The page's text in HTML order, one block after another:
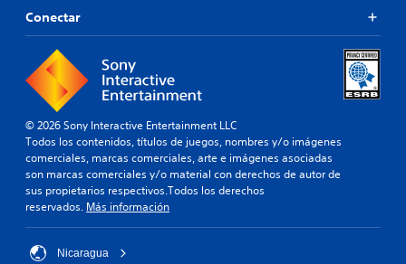
Conectar
© 2026 Sony Interactive Entertainment LLC
Todos los contenidos, títulos de juegos, nombres y/o imágenes
comerciales, marcas comerciales, arte e imágenes asociadas
son marcas comerciales y/o material con derechos de autor de
sus propietarios respectivos.Todos los derechos
reservados. Más información
Nicaragua